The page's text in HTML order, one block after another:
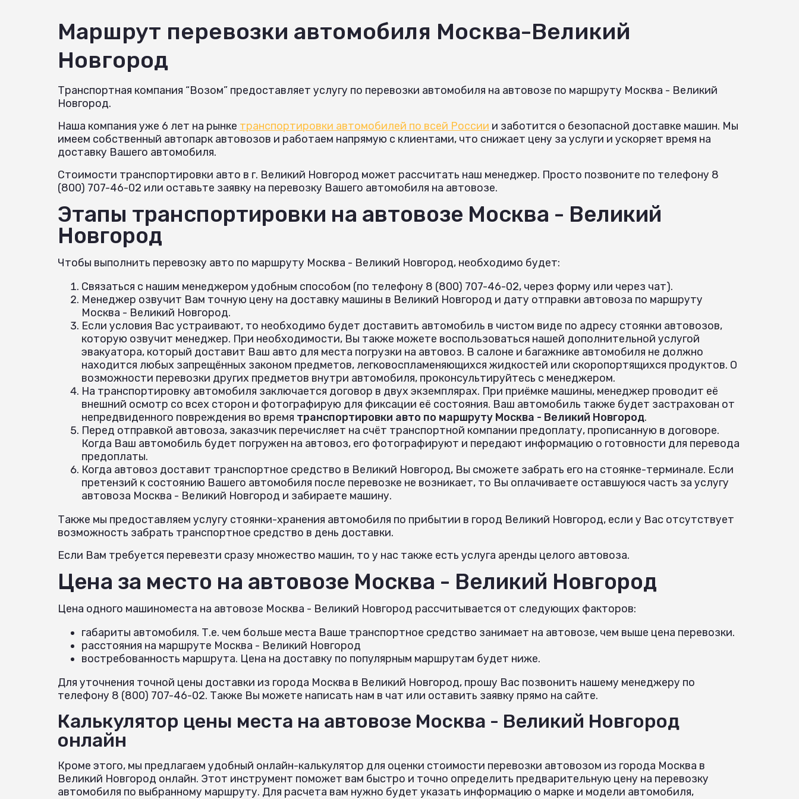
Маршрут перевозки автомобиля Москва-Великий
Новгород
Транспортная компания “Возом” предоставляет услугу по перевозки автомобиля на автовозе по маршруту Москва - Великий
Новгород.
Наша компания уже 6 лет на рынке транспортировки автомобилей по всей России и заботится о безопасной доставке машин. Мы
имеем собственный автопарк автовозов и работаем напрямую с клиентами, что снижает цену за услуги и ускоряет время на
доставку Вашего автомобиля.
Стоимости транспортировки авто в г. Великий Новгород может рассчитать наш менеджер. Просто позвоните по телефону 8
(800) 707-46-02 или оставьте заявку на перевозку Вашего автомобиля на автовозе.
Этапы транспортировки на автовозе Москва - Великий
Новгород
Чтобы выполнить перевозку авто по маршруту Москва - Великий Новгород, необходимо будет:
Связаться с нашим менеджером удобным способом (по телефону 8 (800) 707-46-02, через форму или через чат).
Менеджер озвучит Вам точную цену на доставку машины в Великий Новгород и дату отправки автовоза по маршруту
Москва - Великий Новгород.
Если условия Вас устраивают, то необходимо будет доставить автомобиль в чистом виде по адресу стоянки автовозов,
которую озвучит менеджер. При необходимости, Вы также можете воспользоваться нашей дополнительной услугой
эвакуатора, который доставит Ваш авто для места погрузки на автовоз. В салоне и багажнике автомобиля не должно
находится любых запрещённых законом предметов, легковоспламеняющихся жидкостей или скоропортящихся продуктов. О
возможности перевозки других предметов внутри автомобиля, проконсультируйтесь с менеджером.
На транспортировку автомобиля заключается договор в двух экземплярах. При приёмке машины, менеджер проводит её
внешний осмотр со всех сторон и фотографирую для фиксации её состояния. Ваш автомобиль также будет застрахован от
непредвиденного повреждения во время транспортировки авто по маршруту Москва - Великий Новгород.
Перед отправкой автовоза, заказчик перечисляет на счёт транспортной компании предоплату, прописанную в договоре.
Когда Ваш автомобиль будет погружен на автовоз, его фотографируют и передают информацию о готовности для перевода
предоплаты.
Когда автовоз доставит транспортное средство в Великий Новгород, Вы сможете забрать его на стоянке-терминале. Если
претензий к состоянию Вашего автомобиля после перевозке не возникает, то Вы оплачиваете оставшуюся часть за услугу
автовоза Москва - Великий Новгород и забираете машину.
Также мы предоставляем услугу стоянки-хранения автомобиля по прибытии в город Великий Новгород, если у Вас отсутствует
возможность забрать транспортное средство в день доставки.
Если Вам требуется перевезти сразу множество машин, то у нас также есть услуга аренды целого автовоза.
Цена за место на автовозе Москва - Великий Новгород
Цена одного машиноместа на автовозе Москва - Великий Новгород рассчитывается от следующих факторов:
габариты автомобиля. Т.е. чем больше места Ваше транспортное средство занимает на автовозе, чем выше цена перевозки.
расстояния на маршруте Москва - Великий Новгород
востребованность маршрута. Цена на доставку по популярным маршрутам будет ниже.
Для уточнения точной цены доставки из города Москва в Великий Новгород, прошу Вас позвонить нашему менеджеру по
телефону 8 (800) 707-46-02. Также Вы можете написать нам в чат или оставить заявку прямо на сайте.
Калькулятор цены места на автовозе Москва - Великий Новгород
онлайн
Кроме этого, мы предлагаем удобный онлайн-калькулятор для оценки стоимости перевозки автовозом из города Москва в
Великий Новгород онлайн. Этот инструмент поможет вам быстро и точно определить предварительную цену на перевозку
автомобиля по выбранному маршруту. Для расчета вам нужно будет указать информацию о марке и модели автомобиля,